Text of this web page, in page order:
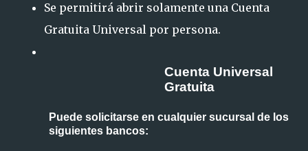
Se permitirá abrir solamente una Cuenta
Gratuita Universal por persona.
Cuenta Universal
Gratuita
Puede solicitarse en cual quier sucursa del os
siguientes bancos: